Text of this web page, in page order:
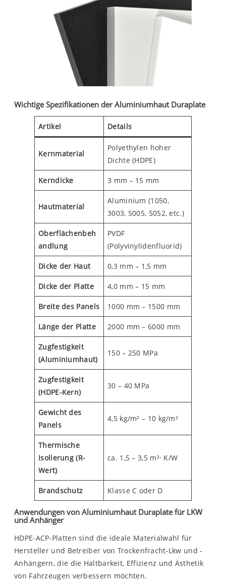
Wichtige Spezifikationen der Aluminiumhaut Duraplate
Artikel Details
Kernmaterial
Polyethylen hoher
Dichte (HDPE)
Kerndicke 3 mm – 15 mm
Hautmaterial
Aluminium (1050,
3003, 5005, 5052, etc.)
Oberflächenbeh
andlung
PVDF
(Polyvinylidenfluorid)
Dicke der Haut 0,3 mm – 1,5 mm
Dicke der Platte 4,0 mm – 15 mm
Breite des Panels 1000 mm – 1500 mm
Länge der Platte 2000 mm – 6000 mm
Zugfestigkeit
(Aluminiumhaut)
150 – 250 MPa
Zugfestigkeit
(HDPE-Kern)
30 – 40 MPa
Gewicht des
Panels
4,5 kg/m² – 10 kg/m²
Thermische
Isolierung (R-
Wert)
ca. 1,5 – 3,5 m²· K/W
Brandschutz Klasse C oder D
Anwendungen von Aluminiumhaut Duraplate für LKW
und Anhänger
HDPE-ACP-Platten sind die ideale Materialwahl für
Hersteller und Betreiber von Trockenfracht-Lkw und -
Anhängern, die die Haltbarkeit, Effizienz und Ästhetik
von Fahrzeugen verbessern möchten.